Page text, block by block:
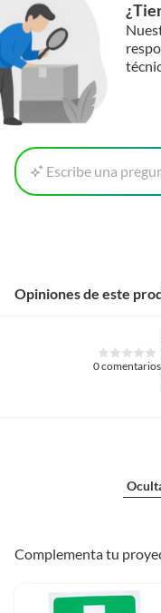
Escribe una
Opiniones de este
0comentarios
Complementa tu